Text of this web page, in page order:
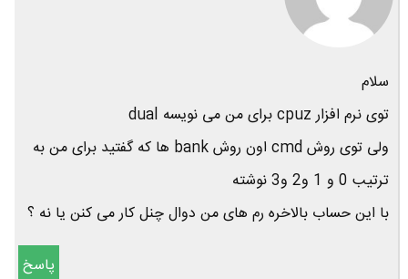
سلام
توی نرم افزار cpuz برای من می نویسه dual
ولی توی روش cmd اون روش bank ها که گفتید برای من به
ترتیب 0 و 1 و2 و3 نوشته
با این حساب بالاخره رم های من دوال چنل کار می کنن یا نه ؟
پاسخ